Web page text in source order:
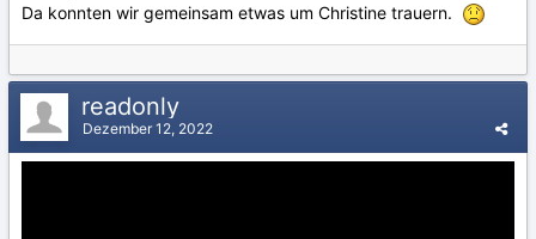
Da konnten wir gemeinsam etwas um Christine trauern.
readonly
Dezember 12, 2022